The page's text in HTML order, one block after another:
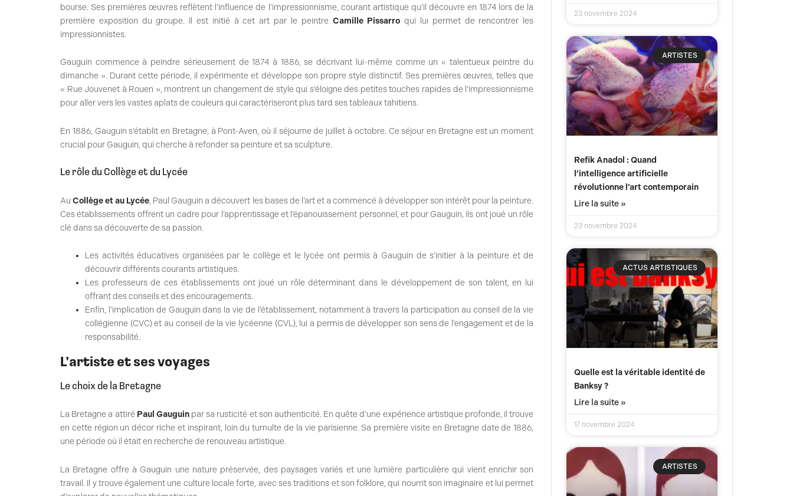
bourse. Ses premières œuvres reflètent l’influence de l’impressionnisme, courant artistique qu’il découvre en 1874 lors de la
première exposition du groupe. Il est initié à cet art par le peintre Camille Pissarro qui lui permet de rencontrer les
impressionnistes.
Gauguin commence à peindre sérieusement de 1874 à 1886, se décrivant lui-même comme un « talentueux peintre du
dimanche ». Durant cette période, il expérimente et développe son propre style distinctif. Ses premières œuvres, telles que
« Rue Jouvenet à Rouen », montrent un changement de style qui s’éloigne des petites touches rapides de l’impressionnisme
pour aller vers les vastes aplats de couleurs qui caractériseront plus tard ses tableaux tahitiens.
En 1886, Gauguin s’établit en Bretagne, à Pont-Aven, où il séjourne de juillet à octobre. Ce séjour en Bretagne est un moment
crucial pour Gauguin, qui cherche à refonder sa peinture et sa sculpture.
Le rôle du Collège et du Lycée
AuCollège et au Lycée, Paul Gauguin a découvert les bases de l’art et a commencé à développer son intérêt pour la peinture.
Ces établissements offrent un cadre pour l’apprentissage et l’épanouissement personnel, et pour Gauguin, ils ont joué un rôle
clé dans sa découverte de sa passion.
Les activités éducatives organisées par le collège et le lycée ont permis à Gauguin de s’initier à la peinture et de
découvrir différents courants artistiques.
Les professeurs de ces établissements ont joué un rôle déterminant dans le développement de son talent, en lui
offrant des conseils et des encouragements.
Enfin, l’implication de Gauguin dans la vie de l’établissement, notamment à travers la participation au conseil de la vie
collégienne (CVC) et au conseil de la vie lycéenne (CVL), lui a permis de développer son sens de l’engagement et de la
responsabilité.
L’artiste et ses voyages
Le choix de la Bretagne
La Bretagne a attiré Paul Gauguinpar sa rusticité et son authenticité. En quête d’une expérience artistique profonde, il trouve
en cette région un décor riche et inspirant, loin du tumulte de la vie parisienne. Sa première visite en Bretagne date de 1886,
une période où il était en recherche de renouveau artistique.
La Bretagne offre à Gauguin une nature préservée, des paysages variés et une lumière particulière qui vient enrichir son
travail. Il y trouve également une culture locale forte, avec ses traditions et son folklore, qui nourrit son imaginaire et lui permet
23 novembre 2024
ARTISTES
Refik Anadol : Quand
l’intelligence artificielle
révolutionne l’art contemporain
Lire la suite »
23 novembre 2024
ACTUS ARTISTIQUES
Quelle est la véritable identité de
Banksy ?
Lire la suite »
17 novembre 2024
ARTISTES